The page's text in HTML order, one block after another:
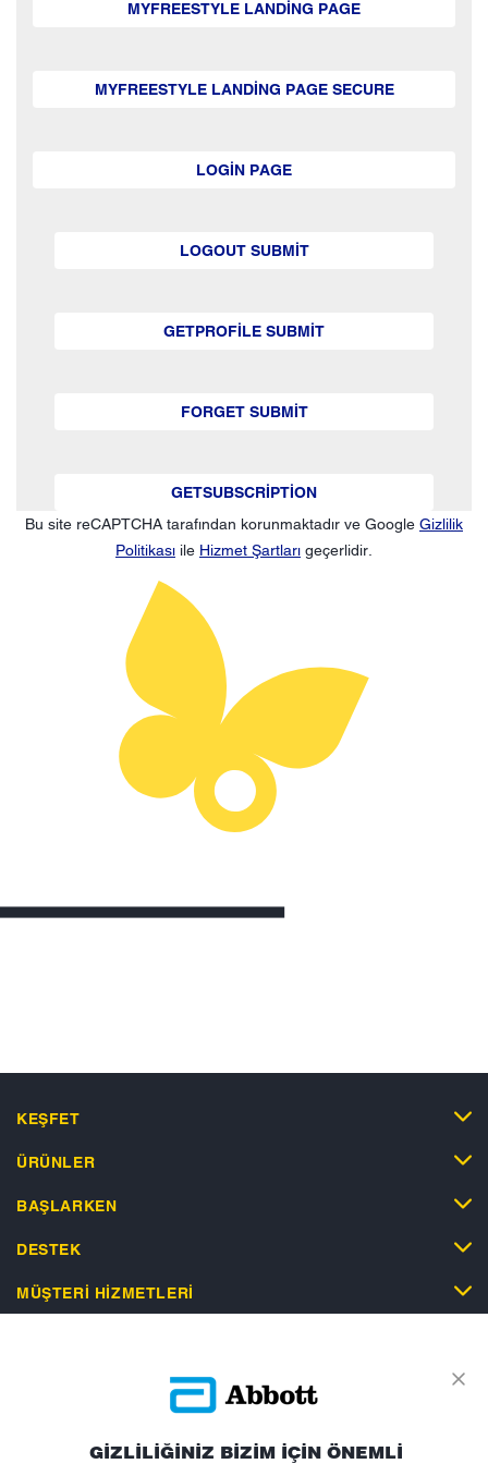
MYFREESTYLE LANDING PAGE
MYFREESTYLE LANDING PAGE SECURE
LOGIN PAGE
LOGOUT SUBMIT
GETPROFILE SUBMIT
FORGET SUBMIT
GETSUBSCRIPTION
Bu site reCAPTCHA tarafından korunmaktadır ve Google Gizlilik
Politikası ile Hizmet Şartları geçerlidir.
KEŞFET
ÜRÜNLER
BAŞLARKEN
DESTEK
MÜŞTERI HIZMETLERI
GİZLİLİĞİNİZ BİZİM İÇİN ÖNEMLİ